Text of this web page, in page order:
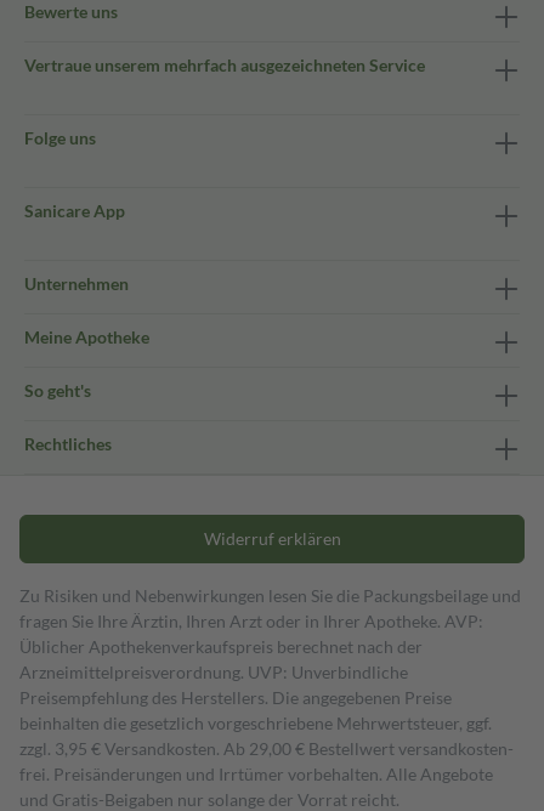
Bewerte uns
Vertraue unserem mehrfach ausgezeichneten Service
Folge uns
Sanicare App
Unternehmen
Meine Apotheke
So geht's
Rechtliches
Widerruf erklären
Zu Risiken und Nebenwirkungen lesen Sie die Packungsbeilage und
fragen Sie Ihre Ärztin, Ihren Arzt oder in Ihrer Apotheke. AVP:
Üblicher Apothekenverkaufspreis berechnet nach der
Arzneimittelpreisverordnung. UVP: Unverbindliche
Preisempfehlung des Herstellers. Die angegebenen Preise
beinhalten die gesetzlich vorgeschriebene Mehrwertsteuer, ggf.
zzgl. 3,95 € Versandkosten. Ab 29,00 € Bestell­wert versand­kosten­
frei. Preisänderungen und Irrtümer vorbehalten. Alle Angebote
und Gratis-Beigaben nur solange der Vorrat reicht.